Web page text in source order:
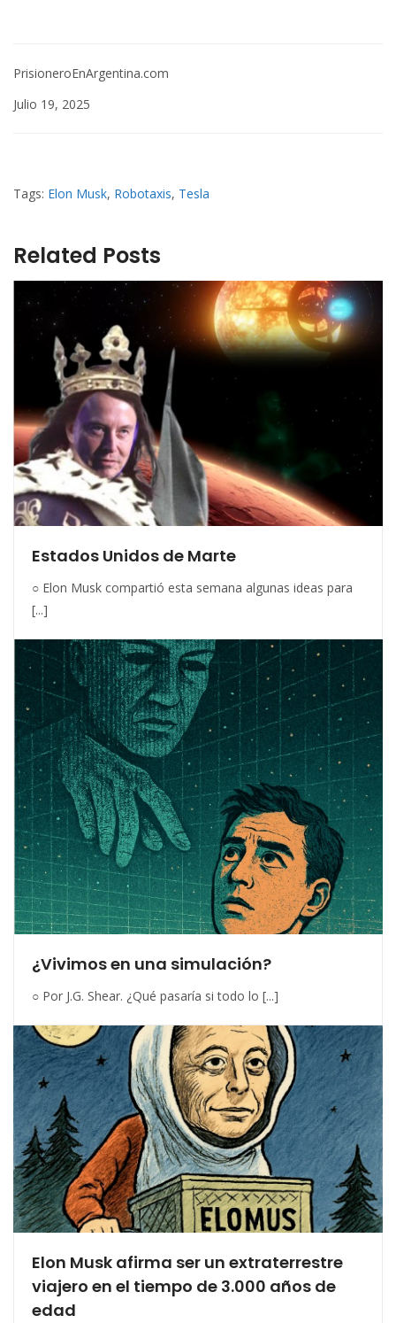
PrisioneroEnArgentina.com
Julio 19, 2025
Tags: Elon Musk, Robotaxis, Tesla
Related Posts
Estados Unidos de Marte
○ Elon Musk compartió esta semana algunas ideas para
[...]
¿Vivimos en una simulación?
○ Por J.G. Shear. ¿Qué pasaría si todo lo [...]
Elon Musk afirma ser un extraterrestre
viajero en el tiempo de 3.000 años de
edad